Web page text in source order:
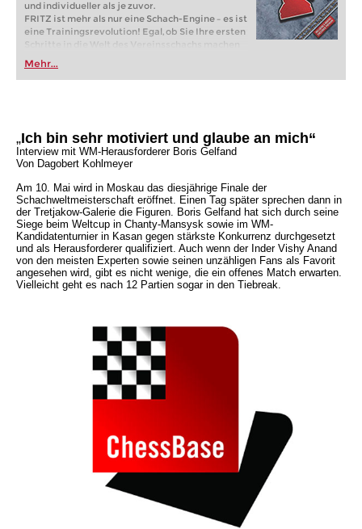
und individueller als je zuvor.
FRITZ ist mehr als nur eine Schach-Engine – es ist
eine Trainingsrevolution! Egal, ob Sie Ihre ersten
Schritte in die Welt des Vereinsschachs machen
oder bereits auf Turnierniveau spielen: Mit
FRITZ trainieren Sie effizienter, intelligenter und
individueller als je zuvor.
Mehr...
„Ich bin sehr motiviert und glaube an mich“
Interview mit WM-Herausforderer Boris Gelfand
Von Dagobert Kohlmeyer
Am 10. Mai wird in Moskau das diesjährige Finale der
Schachweltmeisterschaft eröffnet. Einen Tag später sprechen dann in
der Tretjakow-Galerie die Figuren. Boris Gelfand hat sich durch seine
Siege beim Weltcup in Chanty-Mansysk sowie im WM-
Kandidatenturnier in Kasan gegen stärkste Konkurrenz durchgesetzt
und als Herausforderer qualifiziert. Auch wenn der Inder Vishy Anand
von den meisten Experten sowie seinen unzähligen Fans als Favorit
angesehen wird, gibt es nicht wenige, die ein offenes Match erwarten.
Vielleicht geht es nach 12 Partien sogar in den Tiebreak.